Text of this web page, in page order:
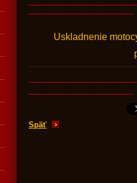
--------------------------------------------
Uskladnenie
--------------------------------------------
Späť